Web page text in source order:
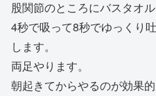
股関節のところにバスタオ
4秒で吸って8秒でゆっくり
します。
両足やります。
朝起きてからやるのが効果的